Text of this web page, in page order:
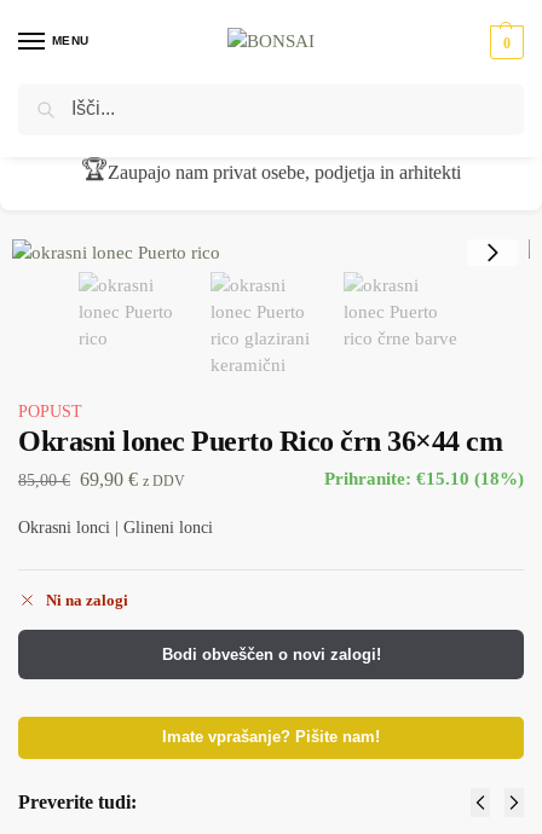
MENU 0
Domov Okrasni lonci - cvetlična korita
🏆Zaupajo nam privat osebe, podjetja in arhitekti
POPUST
Okrasni lonec Puerto Rico črn 36×44 cm
85,00€ 69,90 € z DDV Prihranite: €15.10 (18%)
Okrasni lonci | Glineni lonci
Ni na zalogi
Bodi obveščen o novi zalogi!
Imate vprašanje? Pišite nam!
Preverite tudi: